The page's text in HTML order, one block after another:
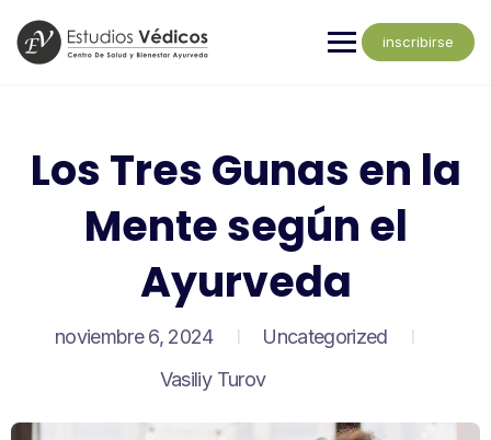
inscribirse
Los Tres Gunas en la
Mente según el
Ayurveda
noviembre 6, 2024
Uncategorized
Vasiliy Turov